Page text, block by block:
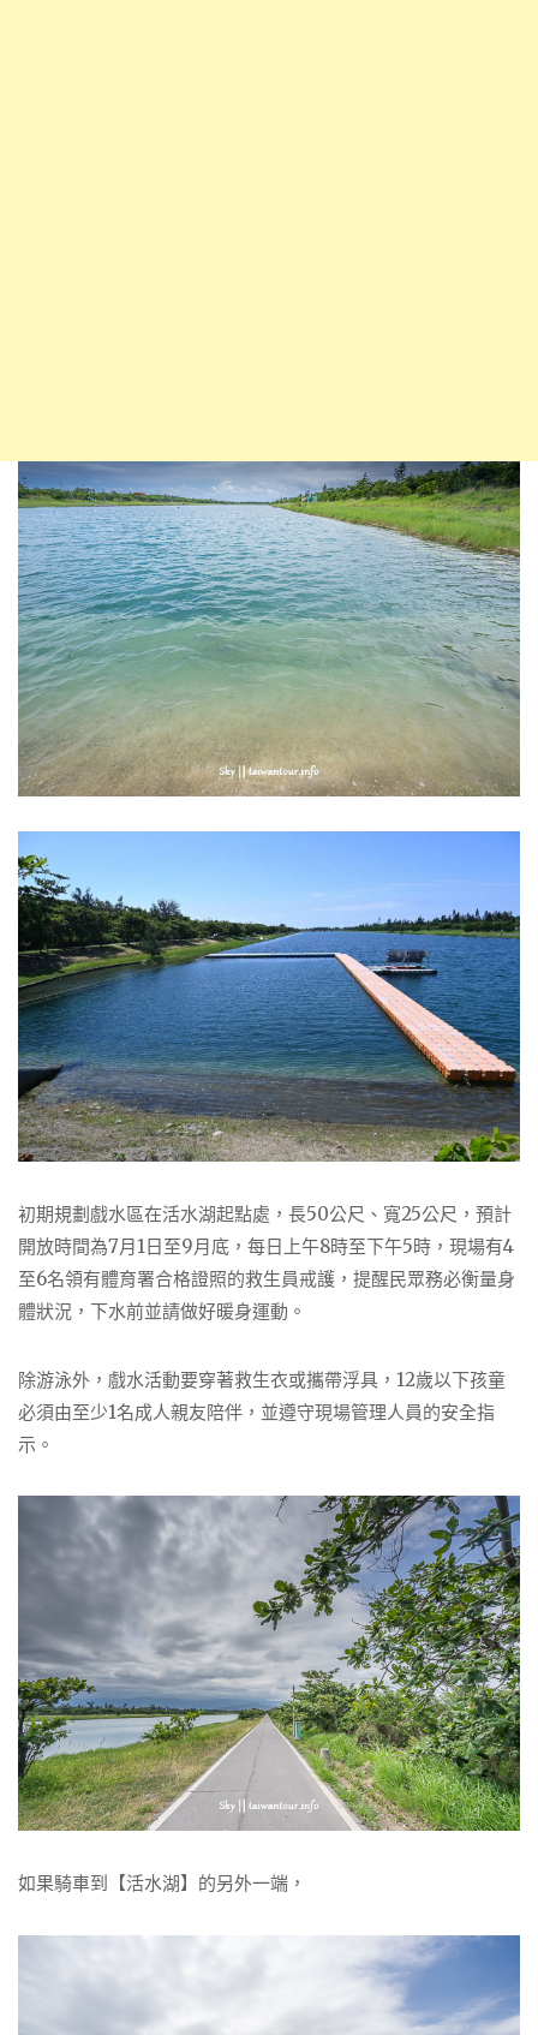
初期規劃戲水區在活水湖起點處，長50公尺、寬25公尺，預計
開放時間為7月1日至9月底，每日上午8時至下午5時，現場有4
至6名領有體育署合格證照的救生員戒護，提醒民眾務必衡量身
體狀況，下水前並請做好暖身運動。
除游泳外，戲水活動要穿著救生衣或攜帶浮具，12歲以下孩童
必須由至少1名成人親友陪伴，並遵守現場管理人員的安全指
示。
如果騎車到【活水湖】的另外一端，